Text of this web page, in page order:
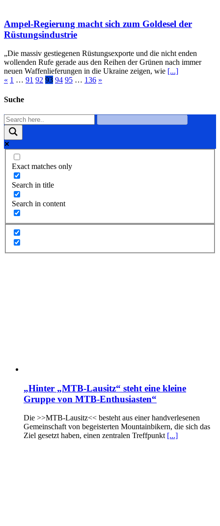
Ampel-Regierung macht sich zum Goldesel der
Rüstungsindustrie
„Die massiv gestiegenen Rüstungsexporte und die nicht enden
wollenden Rufe gerade aus den Reihen der Grünen nach immer
neuen Waffenlieferungen in die Ukraine zeigen, wie [...]
« 1 … 91 92 93 94 95 … 136 »
Suche
Exact matches only
Search in title
Search in content
„Hinter „MTB-Lausitz“ steht eine kleine
Gruppe von MTB-Enthusiasten“
Die >>MTB-Lausitz<< besteht aus einer handverlesenen
Gemeinschaft von begeisterten Mountainbikern, die sich das
Ziel gesetzt haben, einen zentralen Treffpunkt [...]